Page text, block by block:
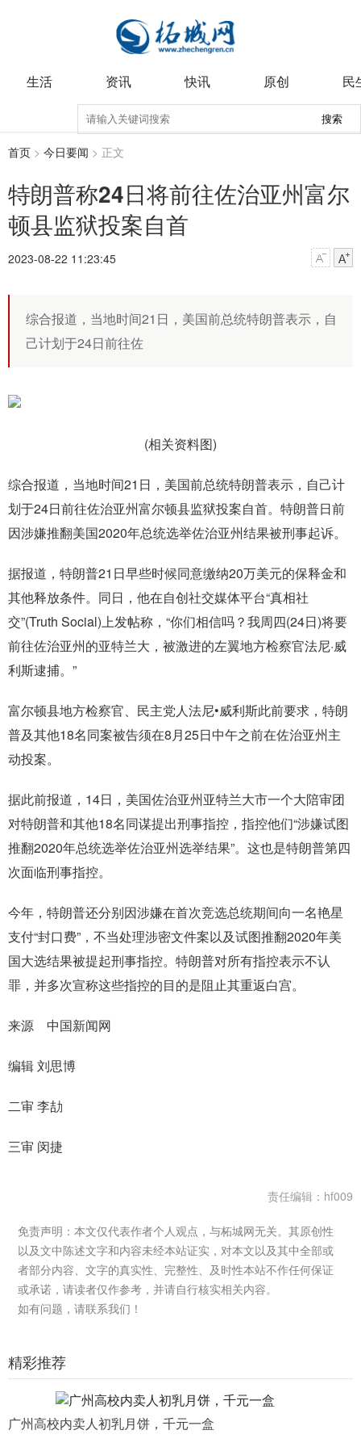
生活 资讯 快讯 原创 民
搜索
首页 > 今日要闻 > 正文
特朗普称24日将前往佐治亚州富尔
顿县监狱投案自首
2023-08-22 11:23:45
综合报道，当地时间21日，美国前总统特朗普表示，自
己计划于24日前往佐
(相关资料图)
综合报道，当地时间21日，美国前总统特朗普表示，自己计
划于24日前往佐治亚州富尔顿县监狱投案自首。特朗普日前
因涉嫌推翻美国2020年总统选举佐治亚州结果被刑事起诉。
据报道，特朗普21日早些时候同意缴纳20万美元的保释金和
其他释放条件。同日，他在自创社交媒体平台“真相社
交”(Truth Social)上发帖称，“你们相信吗？我周四(24日)将要
前往佐治亚州的亚特兰大，被激进的左翼地方检察官法尼·威
利斯逮捕。”
富尔顿县地方检察官、民主党人法尼•威利斯此前要求，特朗
普及其他18名同案被告须在8月25日中午之前在佐治亚州主
动投案。
据此前报道，14日，美国佐治亚州亚特兰大市一个大陪审团
对特朗普和其他18名同谋提出刑事指控，指控他们“涉嫌试图
推翻2020年总统选举佐治亚州选举结果”。这也是特朗普第四
次面临刑事指控。
今年，特朗普还分别因涉嫌在首次竞选总统期间向一名艳星
支付“封口费”，不当处理涉密文件案以及试图推翻2020年美
国大选结果被提起刑事指控。特朗普对所有指控表示不认
罪，并多次宣称这些指控的目的是阻止其重返白宫。
来源 中国新闻网
编辑 刘思博
二审 李劼
三审 闵捷
责任编辑：hf009
免责声明：本文仅代表作者个人观点，与柘城网无关。其原创性
以及文中陈述文字和内容未经本站证实，对本文以及其中全部或
者部分内容、文字的真实性、完整性、及时性本站不作任何保证
或承诺，请读者仅作参考，并请自行核实相关内容。
如有问题，请联系我们！
精彩推荐
广州高校内卖人初乳月饼，千元一盒